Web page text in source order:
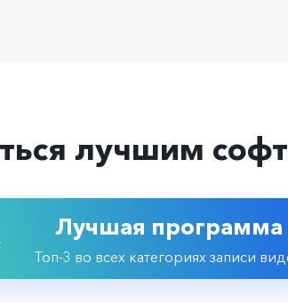
лучшим
Лучшая программа
Топ-3 во всех категориях записи